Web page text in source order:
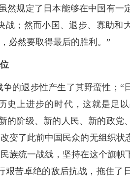
然规定了日本能够在中国有一
；然而小国、退步、寡助和
必然要取得最后的胜利。”
的退步性产生了其野蛮性；“
史上进步的时代，这就是足
的阶级、新的人民、新的政党
变了此前中国民众的无组织状
族统一战线，坚持在这个旗帜
苦卓绝的敌后抗战，拖住了